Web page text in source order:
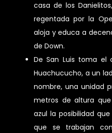
casa de los
regentada por la
aloja y educa a
de Down.
De San Luis toma el
Huachucucho, a un
nombre, una unidad
metros de altura
azul la posibilidad
que se trabajan